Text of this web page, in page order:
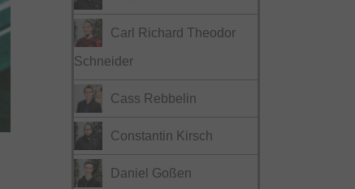
Carl Richard Theodor
Schneider
Cass Rebbelin
Constantin Kirsch
Daniel Goßen